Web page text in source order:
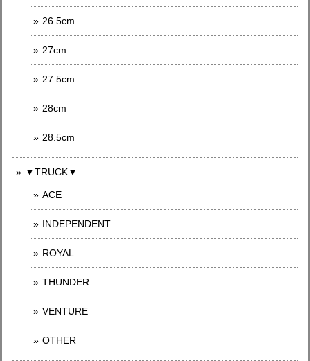
26.5cm
27cm
27.5cm
28cm
28.5cm
▼TRUCK▼
ACE
INDEPENDENT
ROYAL
THUNDER
VENTURE
OTHER